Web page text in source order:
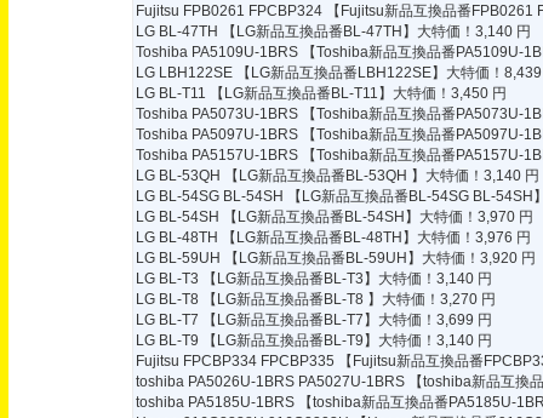
Fujitsu FPB0261 FPCBP324
【Fujitsu新品互換品番
LG BL-47TH
【LG新品互換品番BL-47TH】大特価！3,140 円
Toshiba PA5109U-1BRS
【Toshiba新品互換品番PA5109U-
LG LBH122SE
【LG新品互換品番LBH122SE】大特価！
LG BL-T11
【LG新品互換品番BL-T11】大特価！3,450 円
Toshiba PA5073U-1BRS
【Toshiba新品互換品番PA5073U-
Toshiba PA5097U-1BRS
【Toshiba新品互換品番PA5097U-
Toshiba PA5157U-1BRS
【Toshiba新品互換品番PA5157U-
LG BL-53QH
【LG新品互換品番BL-53QH 】大特価！3,140 円
LG BL-54SG BL-54SH
【LG新品互換品番BL-54SG BL-54SH
LG BL-54SH
【LG新品互換品番BL-54SH】大特価！3,970 円
LG BL-48TH
【LG新品互換品番BL-48TH】大特価！3,976 円
LG BL-59UH
【LG新品互換品番BL-59UH】大特価！3,920 円
LG BL-T3
【LG新品互換品番BL-T3】大特価！3,140 円
LG BL-T8
【LG新品互換品番BL-T8 】大特価！3,270 円
LG BL-T7
【LG新品互換品番BL-T7】大特価！3,699 円
LG BL-T9
【LG新品互換品番BL-T9】大特価！3,140 円
Fujitsu FPCBP334 FPCBP335
【Fujitsu新品互換品番
toshiba PA5026U-1BRS PA5027U-1BRS
【toshiba新品互換
toshiba PA5185U-1BRS
【toshiba新品互換品番PA5185U-